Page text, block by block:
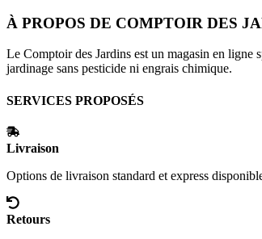
À PROPOS DE COMPTOIR DES
Le Comptoir des Jardins est un magasin en ligne
jardinage sans pesticide ni engrais chimique.
SERVICES PROPOSÉS
Livraison
Options de livraison standard et express
Retours